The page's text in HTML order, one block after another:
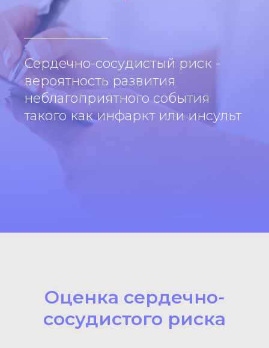
Сердечно-сосудистый риск -
вероятность развития
неблагоприятного события
такого как инфаркт или инсульт
Оценка сердечно-
сосудистого риска